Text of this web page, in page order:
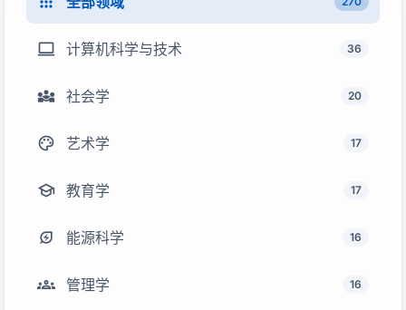
computer 计算机科学与技术 36
diversity_3 社会学 20
palette 艺术学 17
school 教育学 17
energy_savings_leaf 能源科学 16
groups 管理学 16